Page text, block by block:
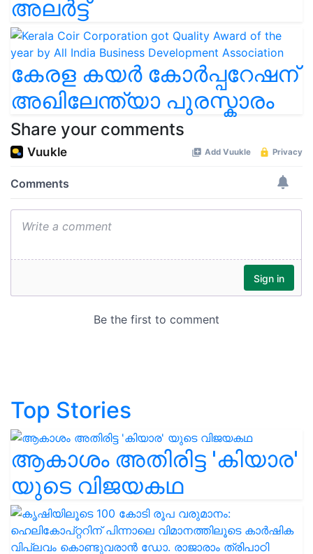
അലർട്ട്
കേരള കയർ കോർപ്പറേഷന്
അഖിലേന്ത്യാ പുരസ്കാരം
Share your comments
Top Stories
ആകാശം അതിരിട്ട 'കിയാര'
യുടെ വിജയകഥ